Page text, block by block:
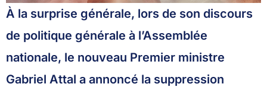
À la surprise générale, lors de son discours
de politique générale à l’Assemblée
nationale, le nouveau Premier ministre
Gabriel Attal a annoncé la suppression